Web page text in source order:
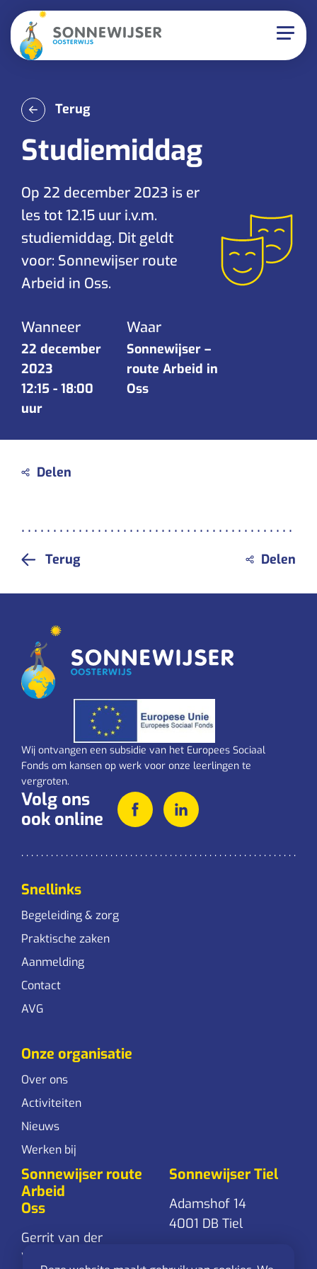
Terug
Studiemiddag
Op 22 december 2023 is er
les tot 12.15 uur i.v.m.
studiemiddag. Dit geldt
voor: Sonnewijser route
Arbeid in Oss.
Wanneer
22 december
2023
12:15 - 18:00
uur
Waar
Sonnewijser –
route Arbeid in
Oss
Terug
Wij ontvangen een subsidie van het Europees Sociaal
Fonds om kansen op werk voor onze leerlingen te
vergroten.
Volg ons
ook online
Snellinks
Begeleiding & zorg
Praktische zaken
Aanmelding
Contact
AVG
Onze organisatie
Over ons
Activiteiten
Nieuws
Werken bij
Sonnewijser route
Arbeid
Oss
Gerrit van der
Veenstraat 24
Sonnewijser Tiel
Adamshof 14
4001 DB Tiel